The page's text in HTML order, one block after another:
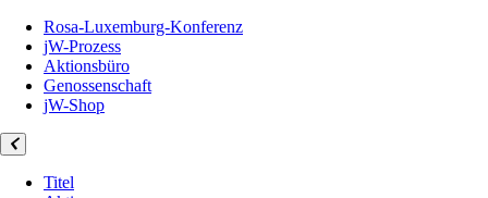
Rosa-Luxemburg-Konferenz
jW-Prozess
Aktionsbüro
Genossenschaft
jW-Shop
Titel